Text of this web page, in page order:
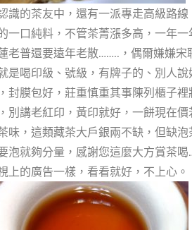
識的茶友中，還有一派專走高級路
一口純料，不管茶菁漲多高，一年
老普還要遠年老散……..，偶爾嫌嫌
是喝印級、號級，有牌子的、別人
封膜包好，莊重慎重其事陳列櫃子
別講老紅印，黃印就好，一餅現在
味，這類藏茶大戶銀兩不缺，但缺
泡就夠分量，感謝您這麼大方賞茶
上的廣告一樣，看看就好，不上心。